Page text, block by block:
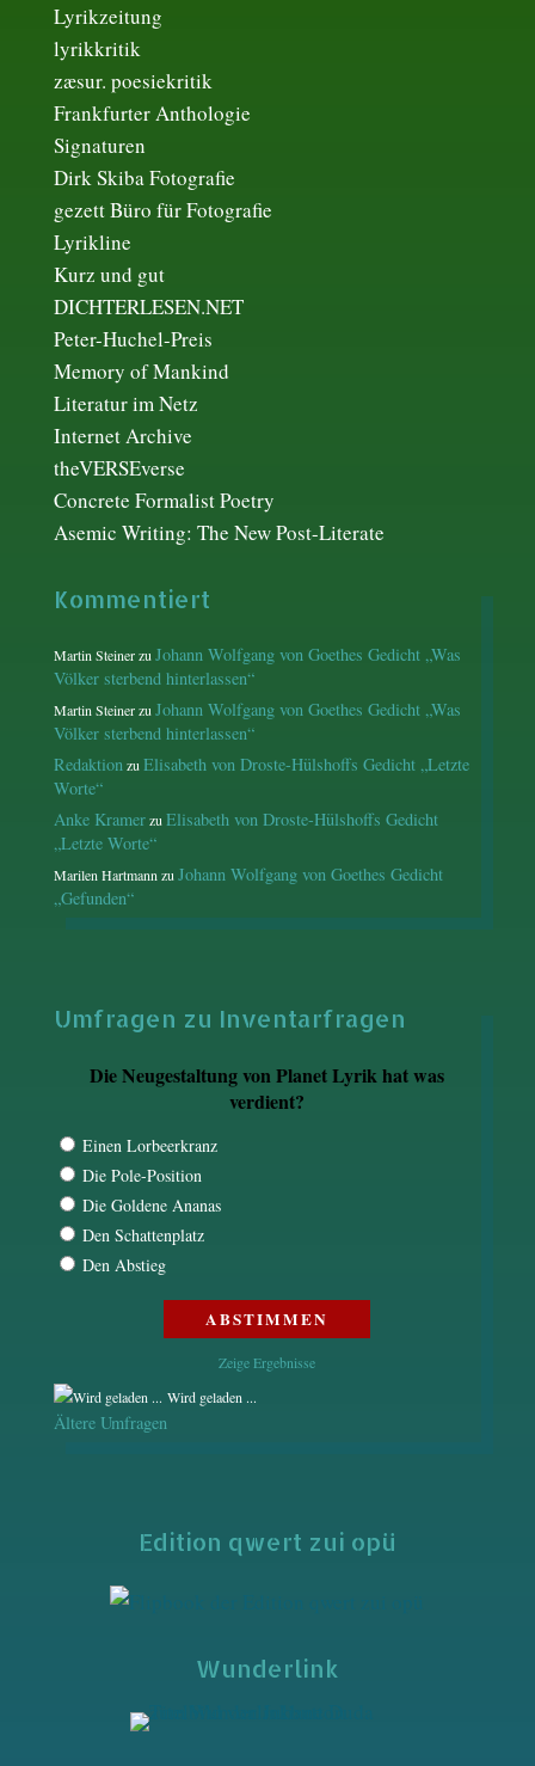
Lyrikzeitung
lyrikkritik
zæsur. poesiekritik
Frankfurter Anthologie
Signaturen
Dirk Skiba Fotografie
gezett Büro für Fotografie
Lyrikline
Kurz und gut
DICHTERLESEN.NET
Peter-Huchel-Preis
Memory of Mankind
Literatur im Netz
Internet Archive
theVERSEverse
Concrete Formalist Poetry
Asemic Writing: The New Post-Literate
Kommentiert
Martin SteinerzuJohann Wolfgang von Goethes Gedicht „Was
Völker sterbend hinterlassen“
Martin SteinerzuJohann Wolfgang von Goethes Gedicht „Was
Völker sterbend hinterlassen“
RedaktionzuElisabeth von Droste-Hülshoffs Gedicht „Letzte
Worte“
Anke KramerzuElisabeth von Droste-Hülshoffs Gedicht
„Letzte Worte“
Marilen HartmannzuJohann Wolfgang von Goethes Gedicht
„Gefunden“
Umfragen zu Inventarfragen
Die Neugestaltung von Planet Lyrik hat was
verdient?
Einen Lorbeerkranz
Die Pole-Position
Die Goldene Ananas
Den Schattenplatz
Den Abstieg
Zeige Ergebnisse
Wird geladen ...
Ältere Umfragen
Edition qwert zui opü
Wunderlink